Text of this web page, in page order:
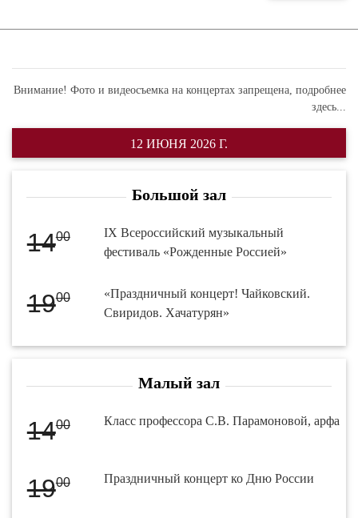
Внимание! Фото и видеосъемка на концертах запрещена, подробнее
здесь...
12 ИЮНЯ 2026 Г.
Большой зал
1400
IX Всероссийский музыкальный
фестиваль «Рожденные Россией»
1900
«Праздничный концерт! Чайковский.
Свиридов. Хачатурян»
Малый зал
1400 Класс профессора С.В. Парамоновой, арфа
1900 Праздничный концерт ко Дню России